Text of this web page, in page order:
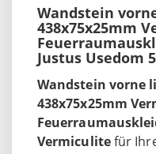
Wandstein
438x75x25mm
Justus Usedom
Wandstein vorne
438x75x25mm
Vermiculitefür